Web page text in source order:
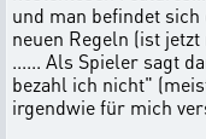
und man befindet
neuen Regeln (ist
...... Als Spieler sagt
bezahl ich nicht"
irgendwie für mich